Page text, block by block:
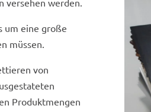
um eine große
müssen.
von
Produktmengen